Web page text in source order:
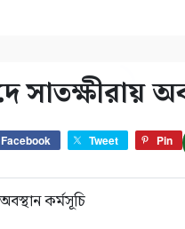
সাতক্ষীরায়
Facebook Tweet Pin